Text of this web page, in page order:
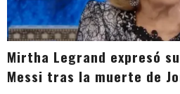
Mirtha Legrand expresó
Messi tras la muerte de